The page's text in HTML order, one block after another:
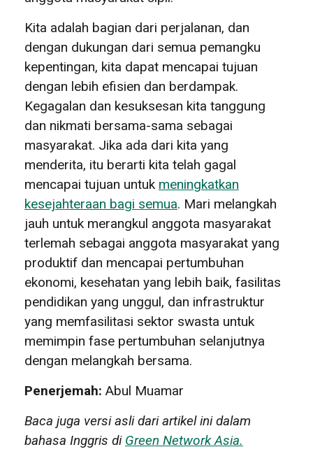
Kita adalah bagian dari perjalanan, dan
dengan dukungan dari semua pemangku
kepentingan, kita dapat mencapai tujuan
dengan lebih efisien dan berdampak.
Kegagalan dan kesuksesan kita tanggung
dan nikmati bersama-sama sebagai
masyarakat. Jika ada dari kita yang
menderita, itu berarti kita telah gagal
mencapai tujuan untuk meningkatkan
kesejahteraan bagi semua. Mari melangkah
jauh untuk merangkul anggota masyarakat
terlemah sebagai anggota masyarakat yang
produktif dan mencapai pertumbuhan
ekonomi, kesehatan yang lebih baik, fasilitas
pendidikan yang unggul, dan infrastruktur
yang memfasilitasi sektor swasta untuk
memimpin fase pertumbuhan selanjutnya
dengan melangkah bersama.
Penerjemah: Abul Muamar
Baca juga versi asli dari artikel ini dalam
bahasa Inggris di Green Network Asia.